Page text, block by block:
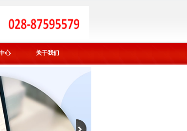
心 关于我们